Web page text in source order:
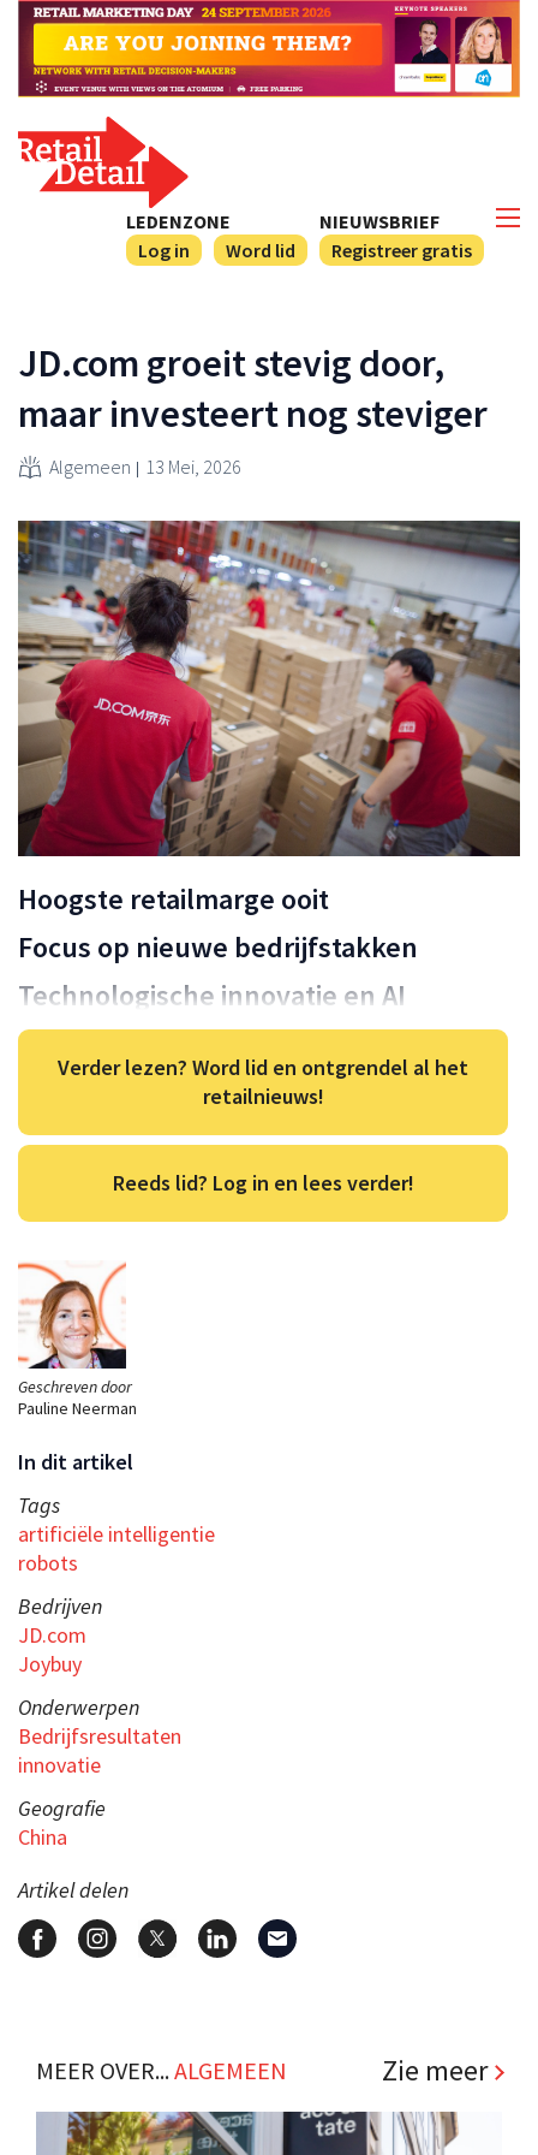
NIEUWSBRIEF
Registreer gratis
LEDENZONE
Log in
Word lid
Geschreven door
Pauline Neerman
In dit artikel
Tags
artificiële intelligentie
robots
Bedrijven
JD.com
Joybuy
Onderwerpen
Bedrijfsresultaten
innovatie
Geografie
China
Artikel delen
JD.com groeit stevig door,
maar investeert nog steviger
Algemeen 13 Mei, 2026
Hoogste retailmarge ooit
Focus op nieuwe bedrijfstakken
Technologische innovatie en AI
Verder lezen? Word lid en ontgrendel al het
retailnieuws!
Reeds lid? Log in en lees verder!
MEER OVER...ALGEMEEN Zie meer